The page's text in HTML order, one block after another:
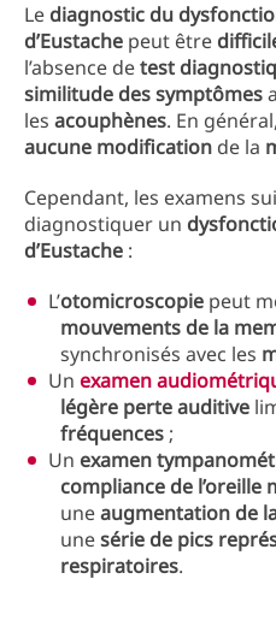
Le diagnostic du
d’Eustache peut être
l’absence detest
similitude des symptômes
les acouphènes. En
aucune modification de la
Cependant, les examens
diagnostiquer un
d’Eustache :
L’otomicroscopie peut
mouvements de la
synchronisés avec les
Un examen
légère perte auditive
fréquences ;
Un examen
compliance de l’oreille
uneaugmentation de
unesérie de pics
respiratoires.